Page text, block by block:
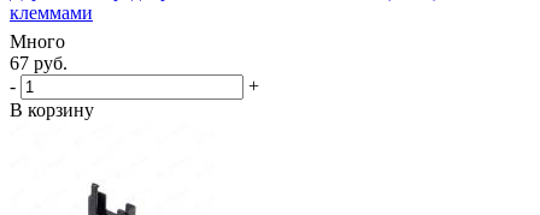
клеммами
Много
67 руб.
-
+
В корзину